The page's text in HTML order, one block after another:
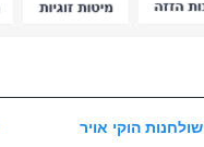
שולחנות הוקי אויר